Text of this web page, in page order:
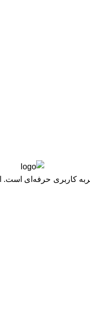
کاربری حرفه‌ای است.